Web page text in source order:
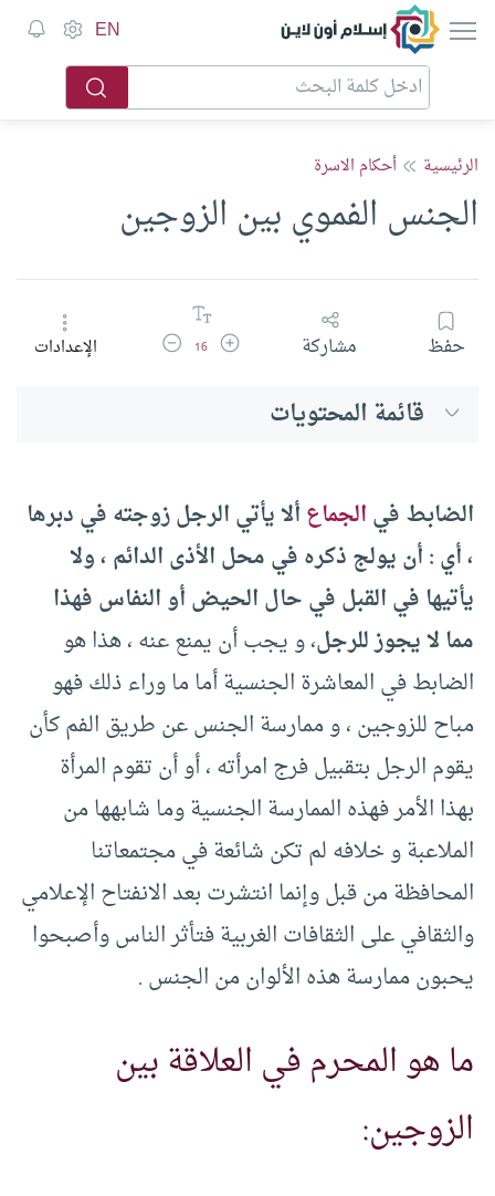
إسلام أون لاين EN
الرئيسية أحكام الاسرة
الجنس الفموي بين الزوجين
حفظ مشاركة زيادة حجم الخط
16 تقليل حجم الخطالإعدادات
قائمة المحتويات
الضابط فيالجماعألا يأتي الرجل زوجته في دبرها
، أي : أن يولج ذكره في محل الأذى الدائم ، ولا
يأتيها في القبل في حال الحيض أو النفاس فهذا
مما لا يجوز للرجل، و يجب أن يمنع عنه ، هذا هو
الضابط في المعاشرة الجنسية أما ما وراء ذلك فهو
مباح للزوجين ، و ممارسة الجنس عن طريق الفم كأن
يقوم الرجل بتقبيل فرج امرأته ، أو أن تقوم المرأة
بهذا الأمر فهذه الممارسة الجنسية وما شابهها من
الملاعبة و خلافه لم تكن شائعة في مجتمعاتنا
المحافظة من قبل وإنما انتشرت بعد الانفتاح الإعلامي
والثقافي على الثقافات الغربية فتأثر الناس وأصبحوا
يحبون ممارسة هذه الألوان من الجنس .
ما هو المحرم في العلاقة بين
الزوجين: